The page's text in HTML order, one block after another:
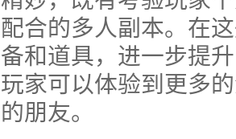
合的多人副本。在
和道具，进一步提
家可以体验到更多
朋友。